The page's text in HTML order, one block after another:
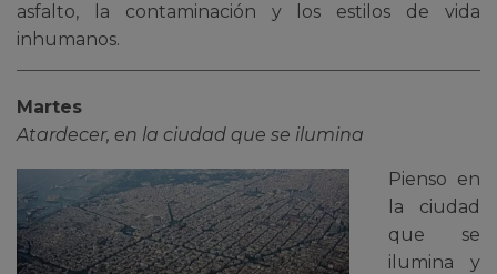
asfalto, la contaminación y los estilos de vida
inhumanos.
Martes
Atardecer, en la ciudad que se ilumina
Pienso en
la ciudad
que se
ilumina y